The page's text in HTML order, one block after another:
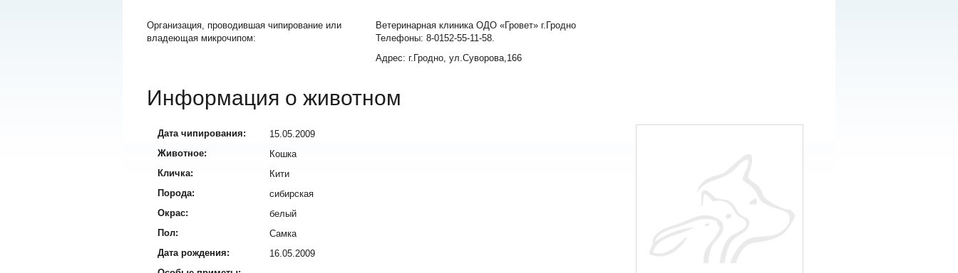
Организация, проводившая чипирование или
владеющая микрочипом:
Ветеринарная клиника ОДО «Гровет» г.Гродно
Телефоны: 8-0152-55-11-58.
Адрес: г.Гродно, ул.Суворова,166
Информация о животном
Дата чипирования:
15.05.2009
Животное:
Кошка
Кличка:
Кити
Порода:
сибирская
Окрас:
белый
Пол:
Самка
Дата рождения:
16.05.2009